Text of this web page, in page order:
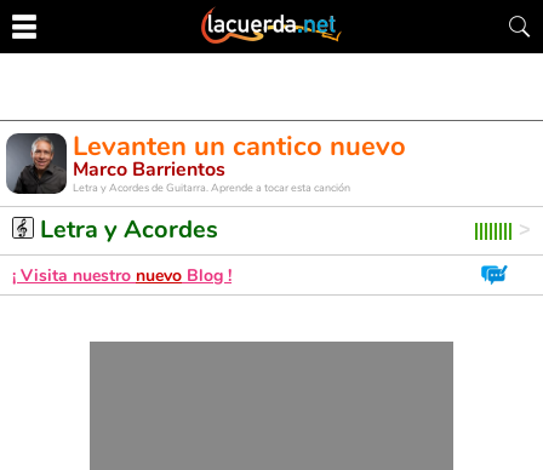
Levanten un cantico nuevo
Marco Barrientos
Letra y Acordes de Guitarra. Aprende a tocar esta canción
Letra y Acordes
¡ Visita nuestro nuevo Blog !